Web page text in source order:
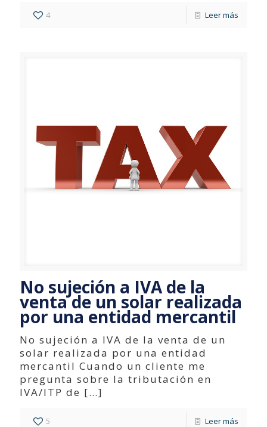
4 Leer más
No sujeción a IVA de la
venta de un solar realizada
por una entidad mercantil
No sujeción a IVA de la venta de un
solar realizada por una entidad
mercantil Cuando un cliente me
pregunta sobre la tributación en
IVA/ITP de […]
5 Leer más